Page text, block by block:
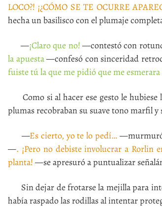
LOCO?! ¡¿CÓMO SE TE OCURRE
hecha un basilisco con el plumaje
—¡Claro que no! —contestó con
la apuesta—confesó con sinceridad
fuiste tú la que me pidió que me
Como si al hacer ese gesto le hubiese
plumas recobraban su suave tono marfil y
—Es cierto, yo te lo pedí…—murmuró
—. ¡Pero no debiste involucrar a Rorlin
planta! —se apresuró a puntualizar
Sin dejar de frotarse la mejilla para
había raspado las rodillas al intentar